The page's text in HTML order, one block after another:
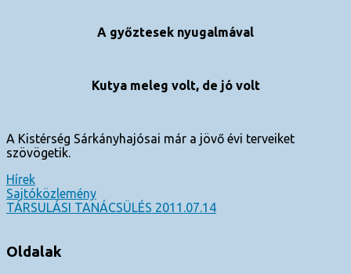
A győztesek nyugalmával
Kutya meleg volt, de jó volt
A Kistérség Sárkányhajósai már a jövő évi terveiket
szövögetik.
Hírek
Bejegyzés
navigáció
Sajtóközlemény
TÁRSULÁSI TANÁCSÜLÉS 2011.07.14
Oldalak